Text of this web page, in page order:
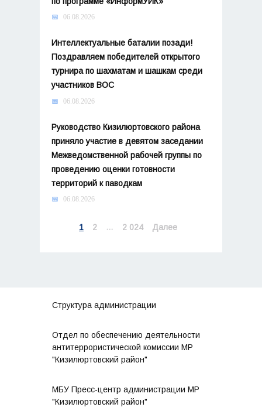
06.08.2026
Интеллектуальные баталии позади!
Поздравляем победителей открытого
турнира по шахматам и шашкам среди
участников ВОС
06.08.2026
Руководство Кизилюртовского района
приняло участие в девятом заседании
Межведомственной рабочей группы по
проведению оценки готовности
территорий к паводкам
06.08.2026
Навигация
1 2 … 2 024 Далее
Структура администрации
Отдел по обеспечению деятельности
антитеррористической комиссии МР
"Кизилюртовский район"
МБУ Пресс-центр администрации МР
"Кизилюртовский район"